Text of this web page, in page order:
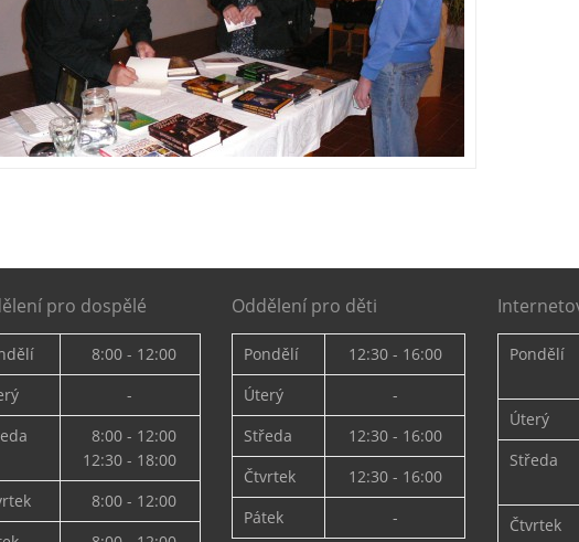
pro dospělé
8:00 - 12:00
-
8:00 - 12:00
12:30 - 18:00
8:00 - 12:00
Oddělení pro děti
Pondělí
12:30 - 16:00
Úterý
-
Středa
12:30 - 16:00
Čtvrtek
12:30 - 16:00
Pátek
-
Pondělí
Úterý
Středa
Čtvrtek